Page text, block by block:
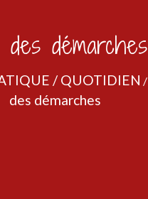
des démarches
/ QUOTIDIEN /
des démarches